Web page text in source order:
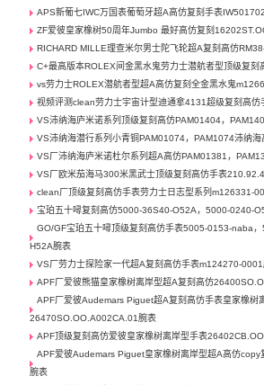
APS新葡七IWC万国表葡萄牙超A高仿复刻手表
ZF爱彼皇家橡树50周年Jumbo 最好高仿复刻
RICHARD MILLE理查米尔男士陀飞轮超A复刻高仿
C+最高版本ROLEX间金黑水鬼劳力士潜航者型顶级复
vs劳力士ROLEX潜航者型超A高仿复刻全金黑水鬼
视频评测clean劳力士宇宙计型迪通拿4131超级复刻高
VS沛纳海庐米诺系列顶级复刻高仿PAM01404，
VS沛纳海潜行系列小青铜PAM01074，PAM1074沛纳海
VS厂沛纳海庐米诺杜尔系列超A高仿PAM01381，
VS厂欧米茄海马300米黑武士顶级复刻高仿手表
clean厂顶级复刻高仿手表劳力士日志型系列m126331-
宝珀五十噚复刻高仿5000-36S40-O52A，5000-0240-
GO/GF宝珀五十噚顶级复刻高仿手表5005-0153-naba
H52A腕表
VS厂劳力士探险家一代超A复刻高仿手表m124270-
APF厂爱彼熊猫皇家橡树离岸型超A复刻高仿
APF厂爱彼Audemars Piguet超A复刻高仿手表皇家橡树
26470SO.OO.A002CA.01腕表
APF顶级复刻高仿爱彼皇家橡树离岸型手表
APF爱彼Audemars Piguet皇家橡树离岸型超A高仿
腕表